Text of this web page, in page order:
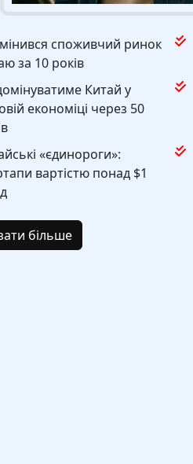
споживчий ринок
за 10 років
Китай у
економіці через 50
«єдинороги»:
вартістю понад $1
більше